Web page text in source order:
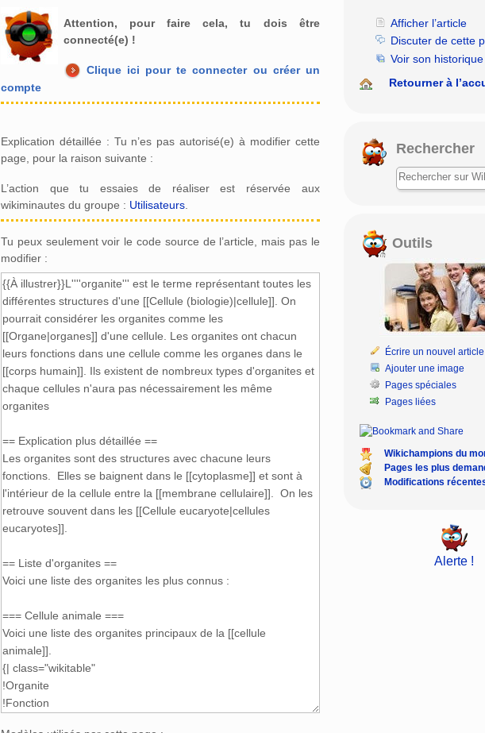
Attention, pour faire cela, tu dois être
connecté(e) !
Clique ici pour te connecter ou créer un
compte
Explication détaillée : Tu n’es pas autorisé(e) à modifier cette
page, pour la raison suivante :
L’action que tu essaies de réaliser est réservée aux
wikiminautes du groupe : Utilisateurs
Tu peux seulement voir le code source de l’article, mais pas le
modifier :
Afficher l’article
Discuter de cette
Voir son historique
Retourner à
Rechercher
Outils
Écrire un nouvel article
Ajouter une image
Pages spéciales
Pages liées
Wikichampions du
Pages les plus
Modifications
Alerte !